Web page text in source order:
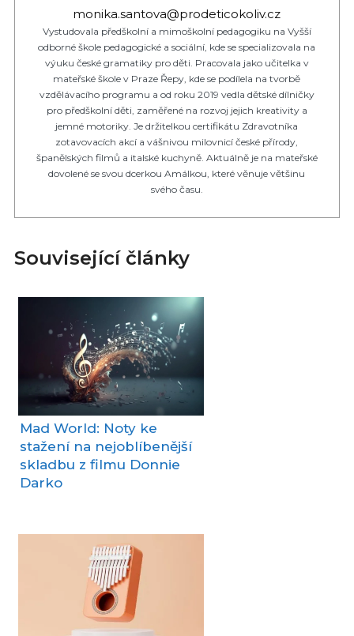
monika.santova@prodeticokoliv.cz
Vystudovala předškolní a mimoškolní pedagogiku na Vyšší
odborné škole pedagogické a sociální, kde se specializovala na
výuku české gramatiky pro děti. Pracovala jako učitelka v
mateřské škole v Praze Řepy, kde se podílela na tvorbě
vzdělávacího programu a od roku 2019 vedla dětské dílničky
pro předškolní děti, zaměřené na rozvoj jejich kreativity a
jemné motoriky. Je držitelkou certifikátu Zdravotníka
zotavovacích akcí a vášnivou milovnicí české přírody,
španělských filmů a italské kuchyně. Aktuálně je na mateřské
dovolené se svou dcerkou Amálkou, které věnuje většinu
svého času.
Související články
Mad World: Noty ke
stažení na nejoblíbenější
skladbu z filmu Donnie
Darko